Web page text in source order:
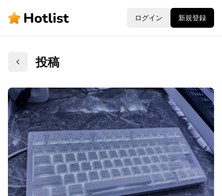
ログイン 新規登録
戻る 投稿